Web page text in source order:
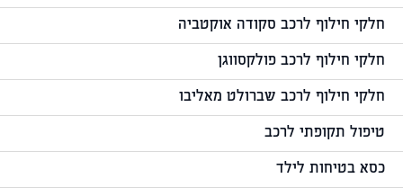
חלקי חילוף לרכב סקודה אוקטביה
חלקי חילוף לרכב פולקסווגן
חלקי חילוף לרכב שברולט מאליבו
טיפול תקופתי לרכב
כסא בטיחות לילד